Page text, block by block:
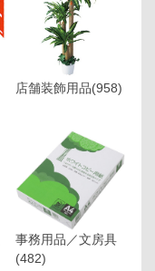
店舗装飾用品(958)
事務用品／文房具
(482)